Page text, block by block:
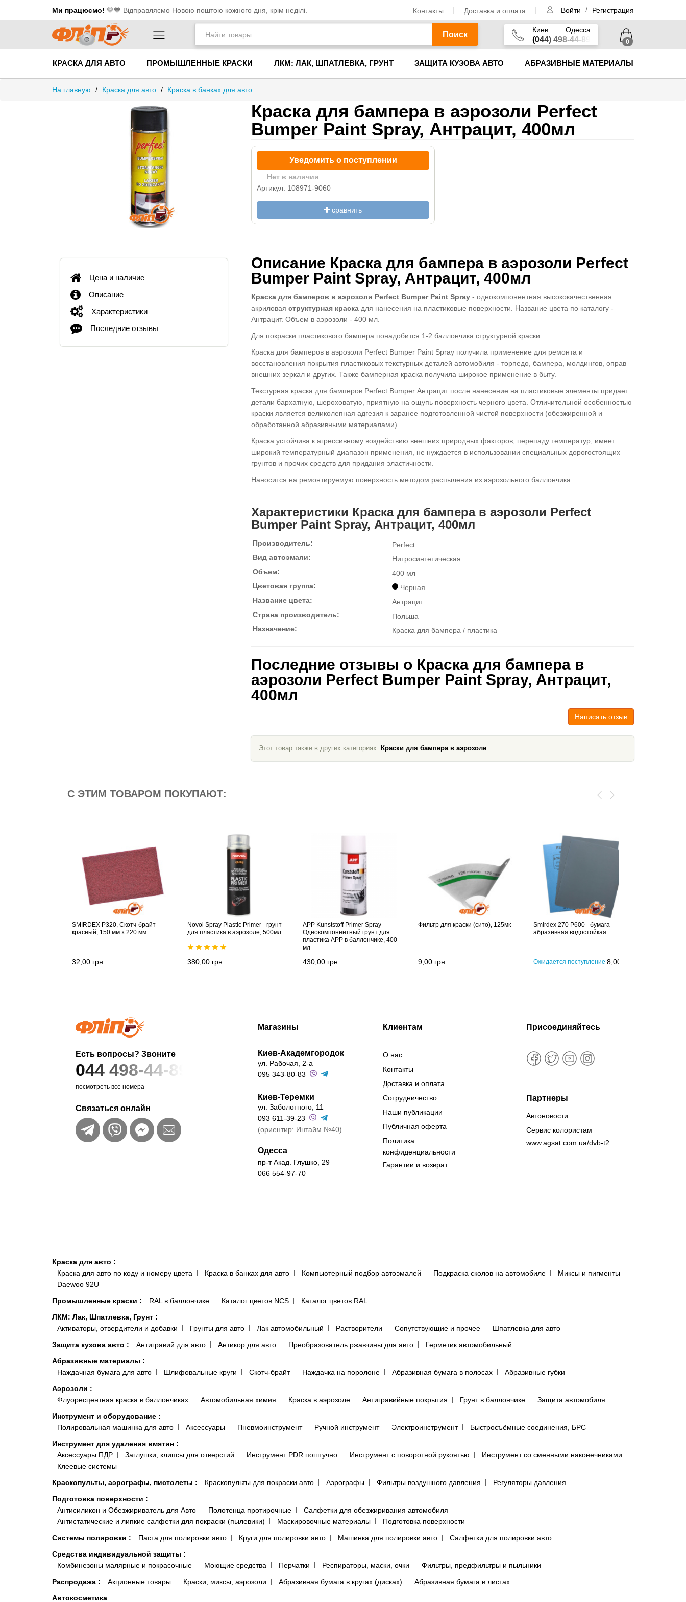
Ми працюємо! 💛​💙 Відправляємо Новою поштою кожного дня, крім неділі. Контакты Доставка и оплата Войти / Регистрация
Поиск
Киев Одесса
(044) 498-44-89 0
КРАСКА ДЛЯ АВТО ПРОМЫШЛЕННЫЕ КРАСКИ ЛКМ: ЛАК, ШПАТЛЕВКА, ГРУНТ ЗАЩИТА КУЗОВА АВТО АБРАЗИВНЫЕ МАТЕРИАЛЫ
На главную / Краска для авто / Краска в банках для авто
Цена и наличие
Описание
Характеристики
Последние отзывы
Краска для бампера в аэрозоли Perfect
Bumper Paint Spray, Антрацит, 400мл
Уведомить о поступлении
Нет в наличии
Артикул: 108971-9060
сравнить
Описание Краска для бампера в аэрозоли Perfect
Bumper Paint Spray, Антрацит, 400мл
Краска для бамперов в аэрозоли Perfect Bumper Paint Spray - однокомпонентная высококачественная
акриловая структурная краска для нанесения на пластиковые поверхности. Название цвета по каталогу -
Антрацит. Объем в аэрозоли - 400 мл.
Для покраски пластикового бампера понадобится 1-2 баллончика структурной краски.
Краска для бамперов в аэрозоли Perfect Bumper Paint Spray получила применение для ремонта и
восстановления покрытия пластиковых текстурных деталей автомобиля - торпедо, бампера, молдингов, оправ
внешних зеркал и других. Также бамперная краска получила широкое применение в быту.
Текстурная краска для бамперов Perfect Bumper Антрацит после нанесение на пластиковые элементы придает
детали бархатную, шероховатую, приятную на ощупь поверхность черного цвета. Отличительной особенностью
краски является великолепная адгезия к заранее подготовленной чистой поверхности (обезжиренной и
обработанной абразивными материалами).
Краска устойчива к агрессивному воздействию внешних природных факторов, перепаду температур, имеет
широкий температурный диапазон применения, не нуждается в использовании специальных дорогостоящих
грунтов и прочих средств для придания эластичности.
Наносится на ремонтируемую поверхность методом распыления из аэрозольного баллончика.
Характеристики Краска для бампера в аэрозоли Perfect
Bumper Paint Spray, Антрацит, 400мл
Производитель:
Perfect
Вид автоэмали:
Нитросинтетическая
Объем:
400 мл
Цветовая группа:
Черная
Название цвета:
Антрацит
Страна производитель:
Польша
Назначение:
Краска для бампера / пластика
Последние отзывы о Краска для бампера в
аэрозоли Perfect Bumper Paint Spray, Антрацит,
400мл
Написать отзыв
Этот товар также в других категориях: Краски для бампера в аэрозоле
С ЭТИМ ТОВАРОМ ПОКУПАЮТ:
SMIRDEX P320, Cкотч-брайт
красный, 150 мм х 220 мм
32,00 грн
Novol Spray Plastic Primer - грунт
для пластика в аэрозоле, 500мл
380,00 грн
APP Kunststoff Primer Spray
Однокомпонентный грунт для
пластика APP в баллончике, 400
мл
430,00 грн
Фильтр для краски (сито), 125мк
9,00 грн
Smirdex 270 P600 - бумага
абразивная водостойкая
Ожидается поступление 8,00
Есть вопросы? Звоните
044 498-44-89
посмотреть все номера
Связаться онлайн
Магазины
Киев-Академгородок
ул. Рабочая, 2-а
095 343-80-83
Киев-Теремки
ул. Заболотного, 11
093 611-39-23
(ориентир: Интайм №40)
Одесса
пр-т Акад. Глушко, 29
066 554-97-70
Клиентам
О нас
Контакты
Доставка и оплата
Сотрудничество
Наши публикации
Публичная оферта
Политика
конфиденциальности
Гарантии и возврат
Присоединяйтесь
Партнеры
Автоновости
Сервис колористам
www.agsat.com.ua/dvb-t2
Краска для авто :
Краска для авто по коду и номеру цвета
Краска в банках для авто Компьютерный подбор автоэмалей Подкраска сколов на автомобиле
Миксы и пигменты
Daewoo 92U
Промышленные краски : RAL в баллончике Каталог цветов NCS
Каталог цветов RAL
ЛКМ: Лак, Шпатлевка, Грунт :
Активаторы, отвердители и добавки
Грунты для авто Лак автомобильный Растворители Сопутствующие и прочее
Шпатлевка для авто
Защита кузова авто : Антигравий для авто Антикор для авто Преобразователь ржавчины для авто
Герметик автомобильный
Абразивные материалы :
Наждачная бумага для авто
Шлифовальные круги Скотч-брайт Наждачка на поролоне Абразивная бумага в полосах
Абразивные губки
Аэрозоли :
Флуоресцентная краска в баллончиках
Автомобильная химия Краска в аэрозоле Антигравийные покрытия Грунт в баллончике
Защита автомобиля
Инструмент и оборудование :
Полировальная машинка для авто
Аксессуары Пневмоинструмент Ручной инструмент Электроинструмент
Быстросъёмные соединения, БРС
Инструмент для удаления вмятин :
Аксессуары ПДР
Заглушки, клипсы для отверстий Инструмент PDR поштучно Инструмент с поворотной рукоятью
Инструмент со сменными наконечниками
Клеевые системы
Краскопульты, аэрографы, пистолеты : Краскопульты для покраски авто Аэрографы Фильтры воздушного давления
Регуляторы давления
Подготовка поверхности :
Антисиликон и Обезжириватель для Авто
Полотенца протирочные
Салфетки для обезжиривания автомобиля
Антистатические и липкие салфетки для покраски (пылевики)
Маскировочные материалы
Подготовка поверхности
Системы полировки : Паста для полировки авто Круги для полировки авто Машинка для полировки авто
Салфетки для полировки авто
Средства индивидуальной защиты :
Комбинезоны малярные и покрасочные
Моющие средства Перчатки Респираторы, маски, очки
Фильтры, предфильтры и пыльники
Распродажа : Акционные товары Краски, миксы, аэрозоли Абразивная бумага в кругах (дисках)
Абразивная бумага в листах
Автокосметика